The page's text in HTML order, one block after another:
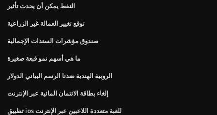
النفط يمكن أن يحدث تأثير
توقع تغيير العمالة غير الزراعية
صندوق مؤشرات السندات الإجمالية
ما هي أسهم نمو قبعة صغيرة
الروبية الهندية ضدنا الرسم البياني الدولار
إلغاء بطاقة الائتمان المائية عبر الإنترنت
تطبيق ios للعبة متعددة اللاعبين عبر الإنترنت